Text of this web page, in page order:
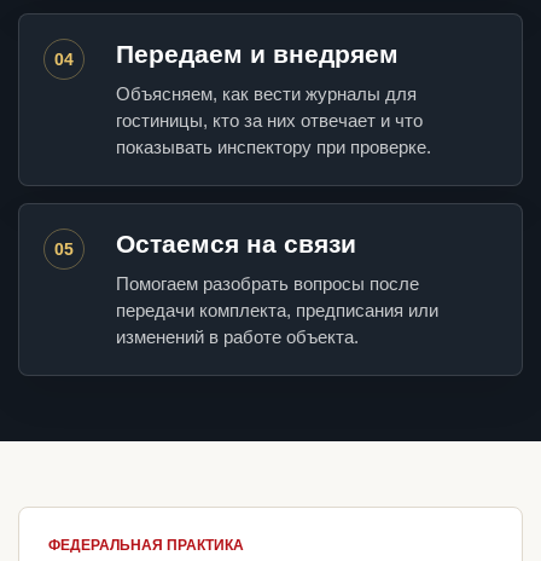
04 Передаем и внедряем
Объясняем, как вести журналы для
гостиницы, кто за них отвечает и что
показывать инспектору при проверке.
05 Остаемся на связи
Помогаем разобрать вопросы после
передачи комплекта, предписания или
изменений в работе объекта.
ФЕДЕРАЛЬНАЯ ПРАКТИКА